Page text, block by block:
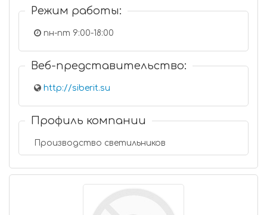
Режим работы:
пн-пт 9:00-18:00
Веб-представительство:
http://siberit.su
Профиль компании
Производство светильников